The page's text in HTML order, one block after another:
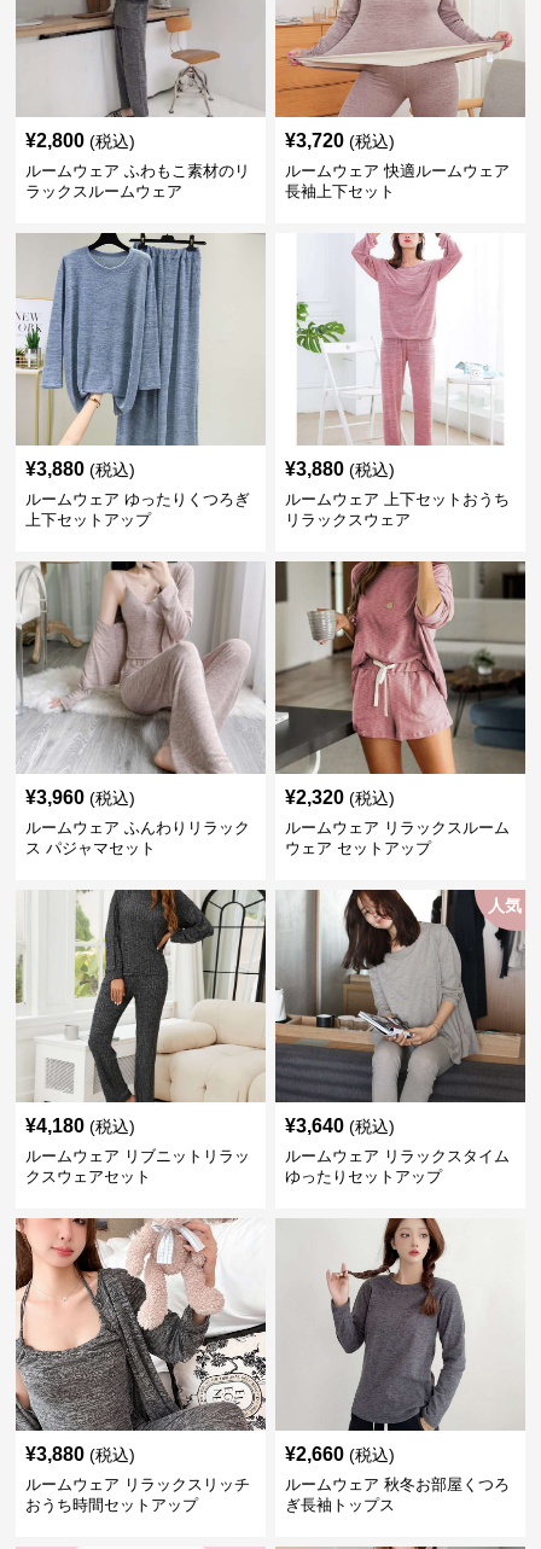
¥2,800 (税込)
ルームウェア ふわもこ素材のリ
ラックスルームウェア
¥3,720 (税込)
ルームウェア 快適ルームウェア
長袖上下セット
¥3,880 (税込)
ルームウェア ゆったりくつろぎ
上下セットアップ
¥3,880 (税込)
ルームウェア 上下セットおうち
リラックスウェア
¥3,960 (税込)
ルームウェア ふんわりリラック
ス パジャマセット
¥2,320 (税込)
ルームウェア リラックスルーム
ウェア セットアップ
¥4,180 (税込)
ルームウェア リブニットリラッ
クスウェアセット
人気
¥3,640 (税込)
ルームウェア リラックスタイム
ゆったりセットアップ
¥3,880 (税込)
ルームウェア リラックスリッチ
おうち時間セットアップ
¥2,660 (税込)
ルームウェア 秋冬お部屋くつろ
ぎ長袖トップス